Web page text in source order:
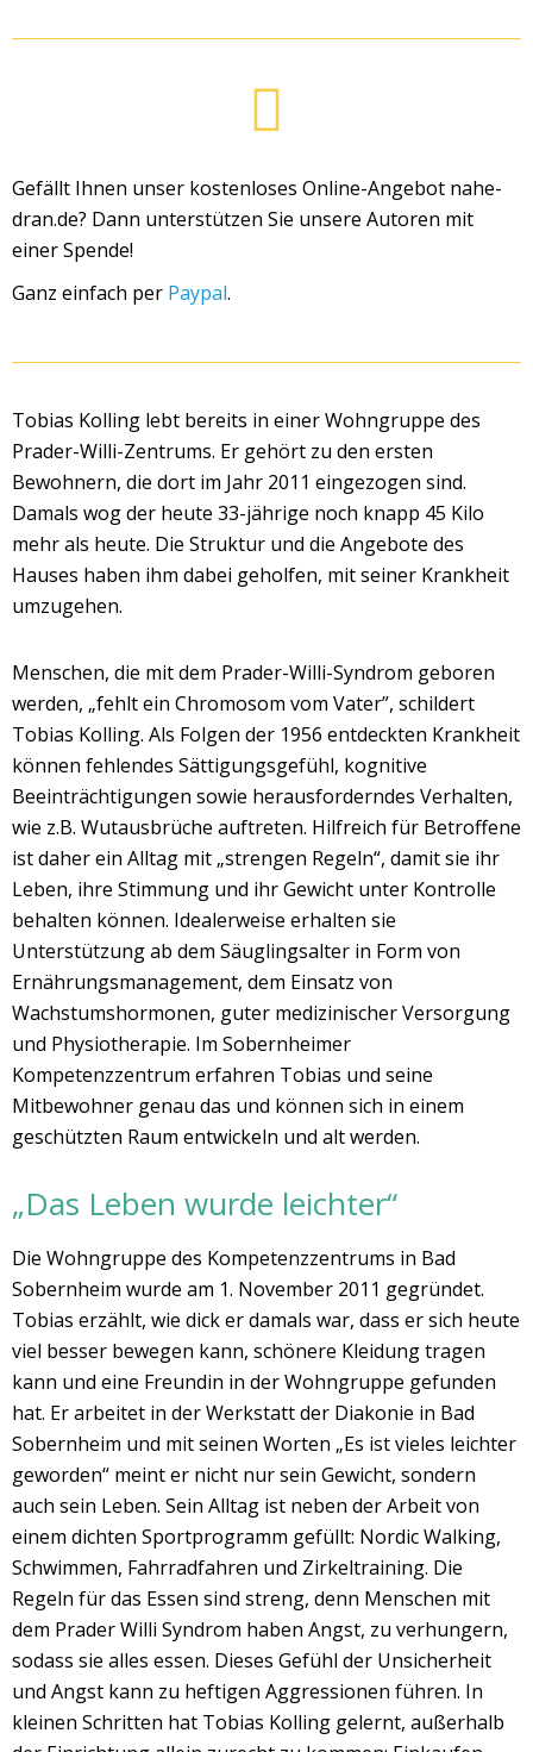
Gefällt Ihnen unser kostenloses Online-Angebot nahe-
dran.de? Dann unterstützen Sie unsere Autoren mit
einer Spende!
Ganz einfach per Paypal.
Tobias Kolling lebt bereits in einer Wohngruppe des
Prader-Willi-Zentrums. Er gehört zu den ersten
Bewohnern, die dort im Jahr 2011 eingezogen sind.
Damals wog der heute 33-jährige noch knapp 45 Kilo
mehr als heute. Die Struktur und die Angebote des
Hauses haben ihm dabei geholfen, mit seiner Krankheit
umzugehen.
Menschen, die mit dem Prader-Willi-Syndrom geboren
werden, „fehlt ein Chromosom vom Vater”, schildert
Tobias Kolling. Als Folgen der 1956 entdeckten Krankheit
können fehlendes Sättigungsgefühl, kognitive
Beeinträchtigungen sowie herausforderndes Verhalten,
wie z.B. Wutausbrüche auftreten. Hilfreich für Betroffene
ist daher ein Alltag mit „strengen Regeln“, damit sie ihr
Leben, ihre Stimmung und ihr Gewicht unter Kontrolle
behalten können. Idealerweise erhalten sie
Unterstützung ab dem Säuglingsalter in Form von
Ernährungsmanagement, dem Einsatz von
Wachstumshormonen, guter medizinischer Versorgung
und Physiotherapie. Im Sobernheimer
Kompetenzzentrum erfahren Tobias und seine
Mitbewohner genau das und können sich in einem
geschützten Raum entwickeln und alt werden.
„Das Leben wurde leichter“
Die Wohngruppe des Kompetenzzentrums in Bad
Sobernheim wurde am 1. November 2011 gegründet.
Tobias erzählt, wie dick er damals war, dass er sich heute
viel besser bewegen kann, schönere Kleidung tragen
kann und eine Freundin in der Wohngruppe gefunden
hat. Er arbeitet in der Werkstatt der Diakonie in Bad
Sobernheim und mit seinen Worten „Es ist vieles leichter
geworden“ meint er nicht nur sein Gewicht, sondern
auch sein Leben. Sein Alltag ist neben der Arbeit von
einem dichten Sportprogramm gefüllt: Nordic Walking,
Schwimmen, Fahrradfahren und Zirkeltraining. Die
Regeln für das Essen sind streng, denn Menschen mit
dem Prader Willi Syndrom haben Angst, zu verhungern,
sodass sie alles essen. Dieses Gefühl der Unsicherheit
und Angst kann zu heftigen Aggressionen führen. In
kleinen Schritten hat Tobias Kolling gelernt, außerhalb